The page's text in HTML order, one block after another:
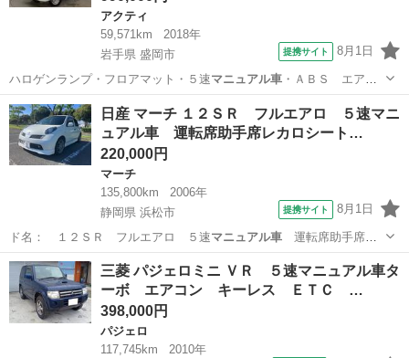
アクティ
59,571km
2018年
岩手県 盛岡市
提携サイト 8月1日
ハロゲンランプ・フロアマット・５速マニュアル車・ＡＢＳ エアー
バッグ フルタイム…
岩手 盛岡市 アクティ
日産 マーチ １２ＳＲ フルエアロ ５速マニ
ュアル車 運転席助手席レカロシート…
220,000円
マーチ
135,800km
2006年
静岡県 浜松市
提携サイト 8月1日
ド名： １２ＳＲ フルエアロ ５速マニュアル車運転席助手席レ
カロシート キーレ…
静岡 浜松市 マーチ
三菱 パジェロミニ ＶＲ ５速マニュアル車タ
ーボ エアコン キーレス ＥＴＣ …
398,000円
パジェロ
117,745km
2010年